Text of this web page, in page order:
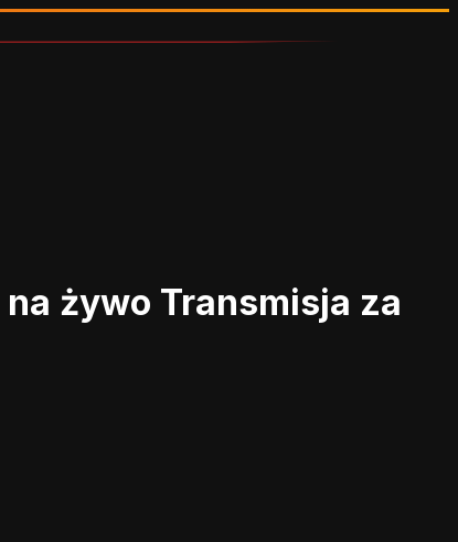
żywo Transmisja za